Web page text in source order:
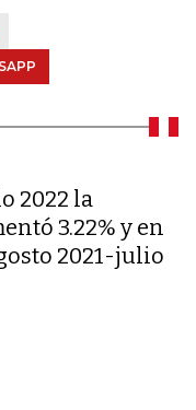
2022 la
3.22% y en
2021-julio